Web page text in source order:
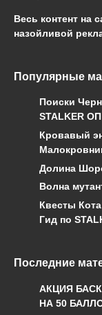
Весь контент на
назойливой
Популярные
Поиски
STALKER
Кровавый
Долина
Волна
Квесты
Гид по
Последние
АКЦИЯ
НА 50